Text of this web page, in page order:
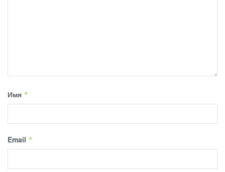
Имя *
Email *